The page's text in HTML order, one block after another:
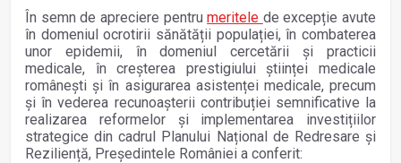
În semn de apreciere pentrumeritele de excepție avute
în domeniul ocrotirii sănătății populației, în combaterea
unor epidemii, în domeniul cercetării și practicii
medicale, în creșterea prestigiului științei medicale
românești și în asigurarea asistenței medicale, precum
și în vederea recunoașterii contribuției semnificative la
realizarea reformelor și implementarea investițiilor
strategice din cadrul Planului Național de Redresare și
Reziliență, Președintele României a conferit: